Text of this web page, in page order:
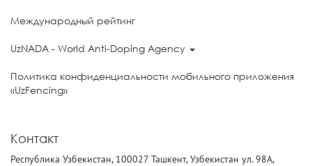
Международный рейтинг
UzNADA - World Anti-Doping Agency
Политика конфиденциальности мобильного приложения
«UzFencing»
Контакт
Республика Узбекистан, 100027 Ташкент, Узбекистан ул. 98А,